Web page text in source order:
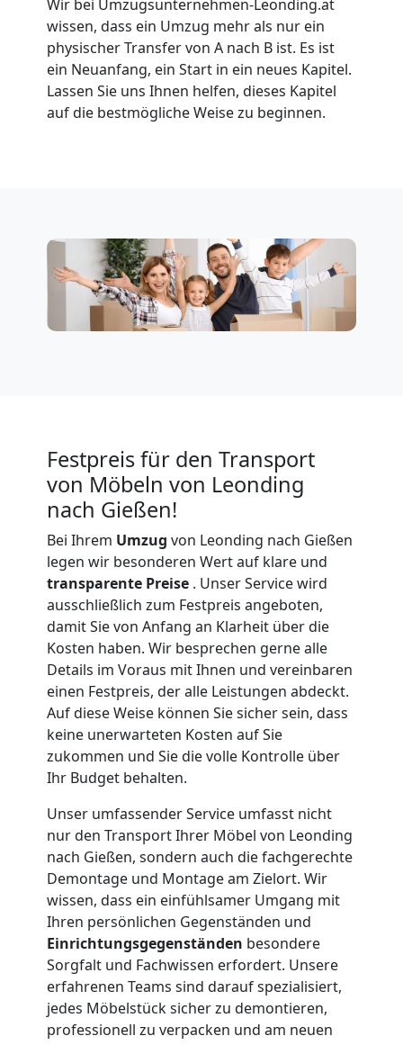
Wir bei Umzugsunternehmen-Leonding.at
wissen, dass ein Umzug mehr als nur ein
physischer Transfer von A nach B ist. Es ist
ein Neuanfang, ein Start in ein neues Kapitel.
Lassen Sie uns Ihnen helfen, dieses Kapitel
auf die bestmögliche Weise zu beginnen.
Festpreis für den Transport
von Möbeln von Leonding
nach Gießen!
Bei Ihrem Umzug von Leonding nach Gießen
legen wir besonderen Wert auf klare und
transparente Preise . Unser Service wird
ausschließlich zum Festpreis angeboten,
damit Sie von Anfang an Klarheit über die
Kosten haben. Wir besprechen gerne alle
Details im Voraus mit Ihnen und vereinbaren
einen Festpreis, der alle Leistungen abdeckt.
Auf diese Weise können Sie sicher sein, dass
keine unerwarteten Kosten auf Sie
zukommen und Sie die volle Kontrolle über
Ihr Budget behalten.
Unser umfassender Service umfasst nicht
nur den Transport Ihrer Möbel von Leonding
nach Gießen, sondern auch die fachgerechte
Demontage und Montage am Zielort. Wir
wissen, dass ein einfühlsamer Umgang mit
Ihren persönlichen Gegenständen und
Einrichtungsgegenständen besondere
Sorgfalt und Fachwissen erfordert. Unsere
erfahrenen Teams sind darauf spezialisiert,
jedes Möbelstück sicher zu demontieren,
professionell zu verpacken und am neuen
Leonding
Firmenumzug
Leonding
Expressumzug
Leonding
Tragehilfe
Leonding
Kleiner
Umzug
Leonding
Küchenumzug
Leonding
Umzug
und